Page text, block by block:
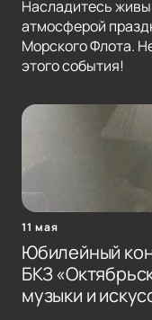
Насладитесь
атмосферой
Морского Флота.
этого события!
11 мая
Юбилейный
БКЗ
музыки и